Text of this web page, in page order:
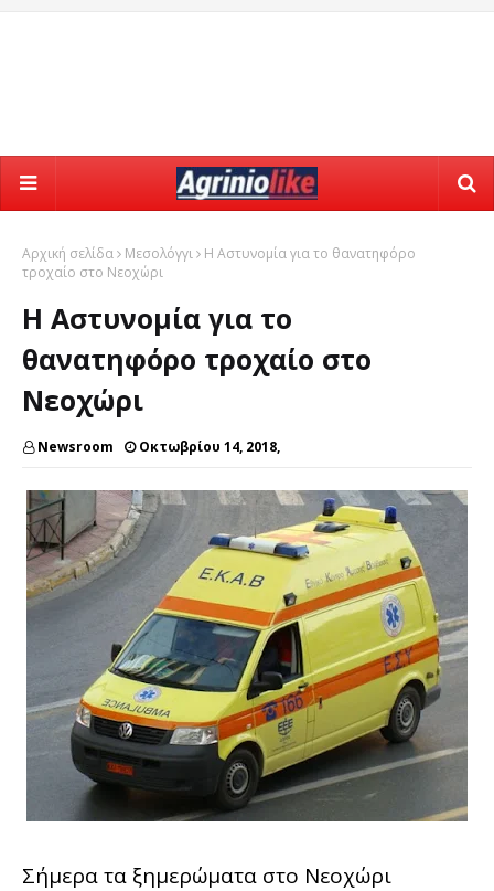
Αρχική σελίδα Μεσολόγγι
Η Αστυνομία για το θανατηφόρο
τροχαίο στο Νεοχώρι
Η Αστυνομία για το
θανατηφόρο τροχαίο στο
Νεοχώρι
Newsroom Οκτωβρίου 14, 2018,
Σήμερα τα ξημερώματα στο Νεοχώρι